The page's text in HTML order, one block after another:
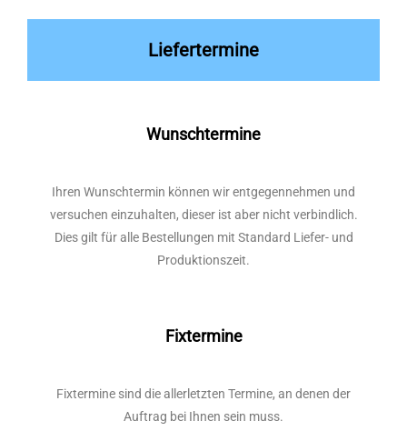
Liefertermine
Wunschtermine
Ihren Wunschtermin können wir entgegennehmen und
versuchen einzuhalten, dieser ist aber nicht verbindlich.
Dies gilt für alle Bestellungen mit Standard Liefer- und
Produktionszeit.
Fixtermine
Fixtermine sind die allerletzten Termine, an denen der
Auftrag bei Ihnen sein muss.